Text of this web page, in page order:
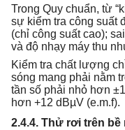
Trong Quy chuẩn, từ
sự kiểm tra công suất
(chỉ công suất cao);
và độ nhạy máy thu
Kiểm tra chất lượng
sóng mang phải nằm
tần số phải nhỏ hơn
hơn +12 dBµV (e.m.f).
2.4.4. Thử rơi trên bề